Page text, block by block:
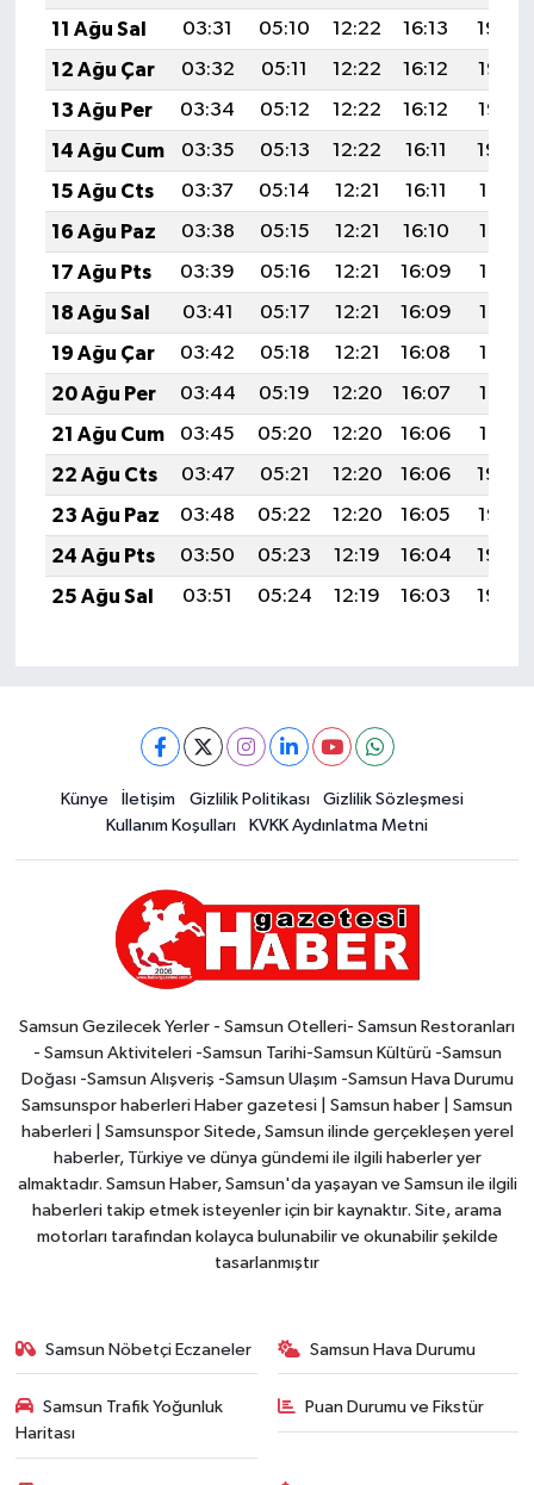
11 Ağu Sal
03:31 05:10 12:22 16:13
19:24
12 Ağu Çar
03:32 05:11 12:22 16:12
19:23
13 Ağu Per
03:34 05:12 12:22 16:12
19:22
14 Ağu Cum
03:35 05:13 12:22 16:11
19:20
15 Ağu Cts
03:37 05:14 12:21 16:11
19:19
16 Ağu Paz
03:38 05:15 12:21 16:10
19:17
17 Ağu Pts
03:39 05:16 12:21 16:09
19:16
18 Ağu Sal
03:41 05:17 12:21 16:09
19:15
19 Ağu Çar
03:42 05:18 12:21 16:08
19:13
20 Ağu Per
03:44 05:19 12:20 16:07
19:12
21 Ağu Cum
03:45 05:20 12:20 16:06
19:10
22 Ağu Cts
03:47 05:21 12:20 16:06
19:09
23 Ağu Paz
03:48 05:22 12:20 16:05
19:07
24 Ağu Pts
03:50 05:23 12:19 16:04
19:06
25 Ağu Sal
03:51 05:24 12:19 16:03 19:04
Künye İletişim Gizlilik Politikası
Gizlilik Sözleşmesi
Kullanım Koşulları
KVKK Aydınlatma Metni
Samsun Gezilecek Yerler - Samsun Otelleri- Samsun Restoranları
- Samsun Aktiviteleri -Samsun Tarihi-Samsun Kültürü -Samsun
Doğası -Samsun Alışveriş -Samsun Ulaşım -Samsun Hava Durumu
Samsunspor haberleri Haber gazetesi | Samsun haber | Samsun
haberleri | Samsunspor Sitede, Samsun ilinde gerçekleşen yerel
haberler, Türkiye ve dünya gündemi ile ilgili haberler yer
almaktadır. Samsun Haber, Samsun'da yaşayan ve Samsun ile ilgili
haberleri takip etmek isteyenler için bir kaynaktır. Site, arama
motorları tarafından kolayca bulunabilir ve okunabilir şekilde
tasarlanmıştır
Samsun Nöbetçi Eczaneler Samsun Hava Durumu
Samsun Trafik Yoğunluk
Haritası
Puan Durumu ve Fikstür